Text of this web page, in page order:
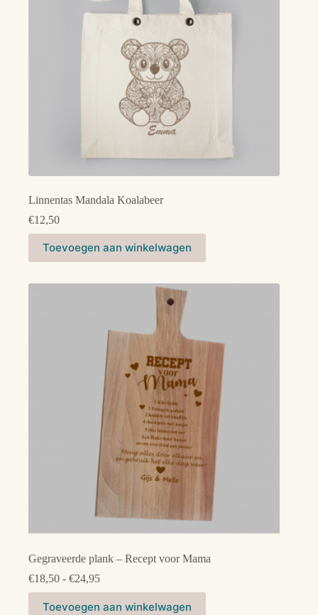
Linnentas Mandala Koalabeer
€12,50
Toevoegen aan winkelwagen
Gegraveerde plank – Recept voor Mama
€18,50 - €24,95Prijsklasse:
€18,50
tot
Toevoegen aan winkelwagen
product